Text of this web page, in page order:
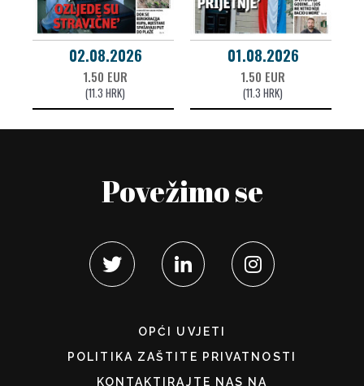
02.08.2026
1.50 EUR
(11.3 HRK)
01.08.2026
1.50 EUR
(11.3 HRK)
Povežimo se
OPĆI UVJETI
POLITIKA ZAŠTITE PRIVATNOSTI
KONTAKTIRAJTE NAS NA